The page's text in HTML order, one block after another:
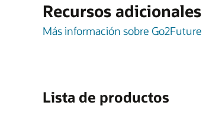
Recursos adicionales
Más información sobre Go2Future
Lista de productos